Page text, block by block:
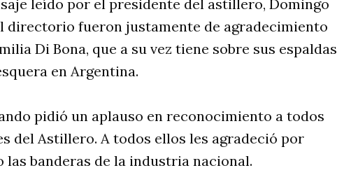
leído por el presidente del astillero, Domingo
directorio fueron justamente de agradecimiento
Di Bona, que a su vez tiene sobre sus espaldas
en Argentina.
pidió un aplauso en reconocimiento a todos
del Astillero. A todos ellos les agradeció por
banderas de la industria nacional.